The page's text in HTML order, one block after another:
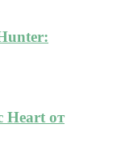
Heart от